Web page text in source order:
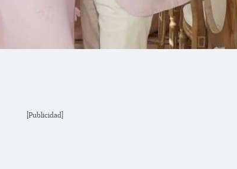
[Publicidad]